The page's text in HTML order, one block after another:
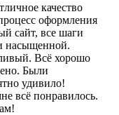
качество
оформления
сайт, все шаги
насыщенной.
Всё хорошо
Были
удивило!
всё понравилось.